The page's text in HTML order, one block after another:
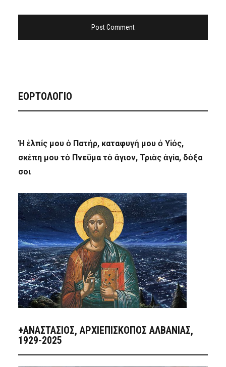
ΕΟΡΤΟΛΟΓΙΟ
Ἡ ἐλπίς μου ὁ Πατήρ, καταφυγή μου ὁ Υἱός,
σκέπη μου τὸ Πνεῦμα τὸ ἅγιον, Τριὰς ἁγία, δόξα
σοι
+ΑΝΑΣΤΆΣΙΟΣ, ΑΡΧΙΕΠΊΣΚΟΠΟΣ ΑΛΒΑΝΊΑΣ,
1929-2025